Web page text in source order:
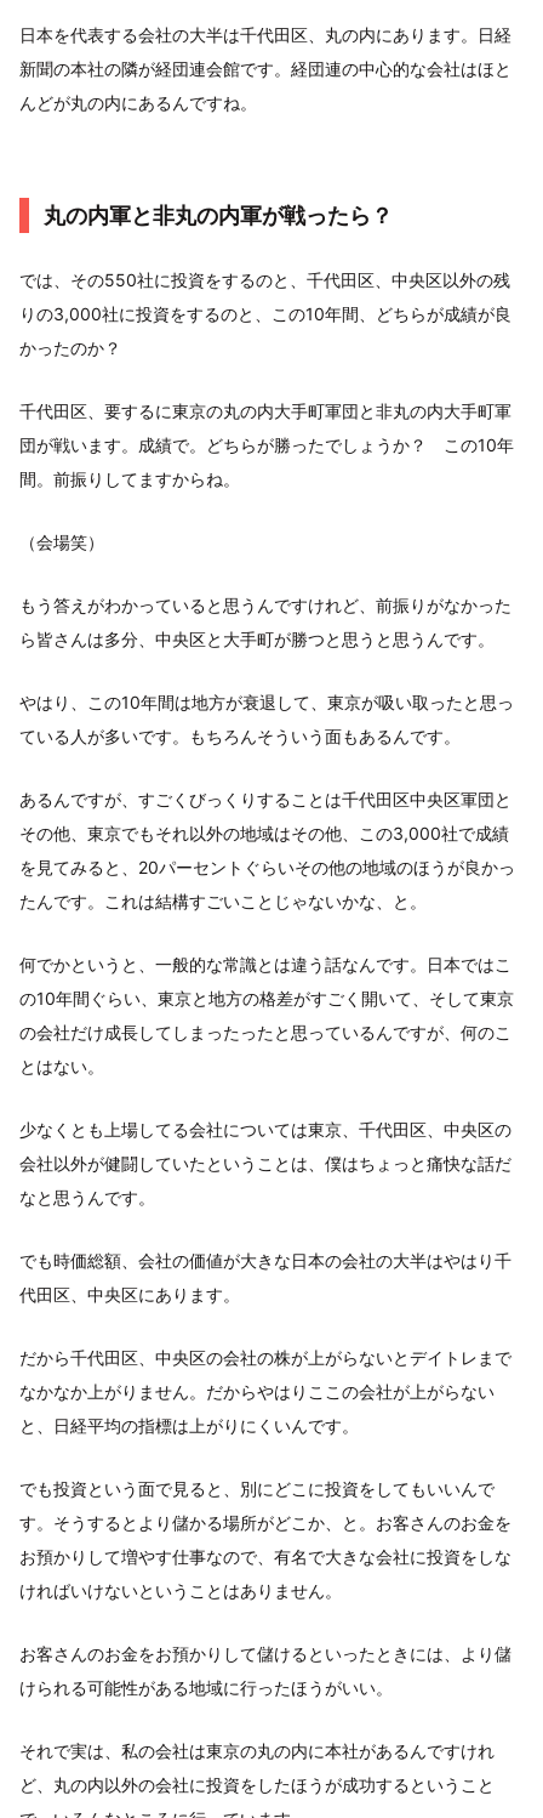
日本を代表する会社の大半は千代田区、丸の内にあります。日経
新聞の本社の隣が経団連会館です。経団連の中心的な会社はほと
んどが丸の内にあるんですね。
丸の内軍と非丸の内軍が戦ったら？
では、その550社に投資をするのと、千代田区、中央区以外の残
りの3,000社に投資をするのと、この10年間、どちらが成績が良
かったのか？
千代田区、要するに東京の丸の内大手町軍団と非丸の内大手町軍
団が戦います。成績で。どちらが勝ったでしょうか？ この10年
間。前振りしてますからね。
（会場笑）
もう答えがわかっていると思うんですけれど、前振りがなかった
ら皆さんは多分、中央区と大手町が勝つと思うと思うんです。
やはり、この10年間は地方が衰退して、東京が吸い取ったと思っ
ている人が多いです。もちろんそういう面もあるんです。
あるんですが、すごくびっくりすることは千代田区中央区軍団と
その他、東京でもそれ以外の地域はその他、この3,000社で成績
を見てみると、20パーセントぐらいその他の地域のほうが良かっ
たんです。これは結構すごいことじゃないかな、と。
何でかというと、一般的な常識とは違う話なんです。日本ではこ
の10年間ぐらい、東京と地方の格差がすごく開いて、そして東京
の会社だけ成長してしまったったと思っているんですが、何のこ
とはない。
少なくとも上場してる会社については東京、千代田区、中央区の
会社以外が健闘していたということは、僕はちょっと痛快な話だ
なと思うんです。
でも時価総額、会社の価値が大きな日本の会社の大半はやはり千
代田区、中央区にあります。
だから千代田区、中央区の会社の株が上がらないとデイトレまで
なかなか上がりません。だからやはりここの会社が上がらない
と、日経平均の指標は上がりにくいんです。
でも投資という面で見ると、別にどこに投資をしてもいいんで
す。そうするとより儲かる場所がどこか、と。お客さんのお金を
お預かりして増やす仕事なので、有名で大きな会社に投資をしな
ければいけないということはありません。
お客さんのお金をお預かりして儲けるといったときには、より儲
けられる可能性がある地域に行ったほうがいい。
それで実は、私の会社は東京の丸の内に本社があるんですけれ
ど、丸の内以外の会社に投資をしたほうが成功するということ